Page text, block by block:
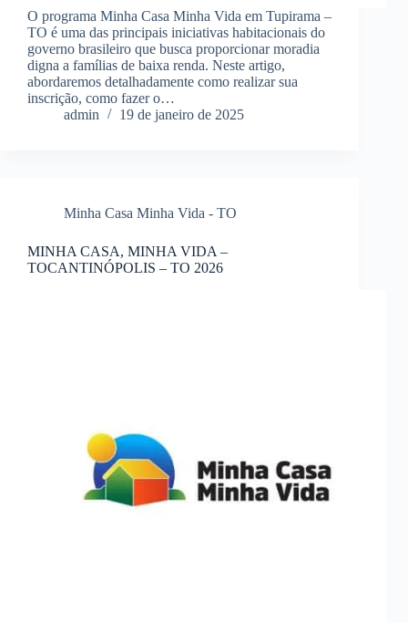
O programa Minha Casa Minha Vida em Tupirama –
TO é uma das principais iniciativas habitacionais do
governo brasileiro que busca proporcionar moradia
digna a famílias de baixa renda. Neste artigo,
abordaremos detalhadamente como realizar sua
inscrição, como fazer o…
admin
19 de janeiro de 2025
Minha Casa Minha Vida - TO
MINHA CASA, MINHA VIDA –
TOCANTINÓPOLIS – TO 2026